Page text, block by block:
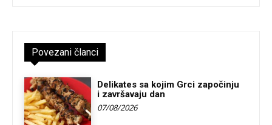
Povezani članci
Delikates sa kojim Grci započinju
i završavaju dan
07/08/2026